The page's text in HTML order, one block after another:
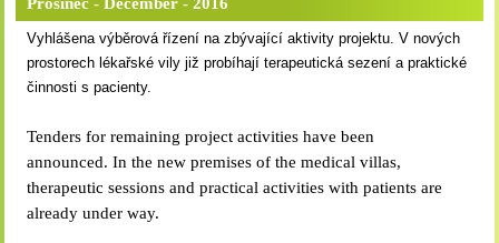
Vyhlášena výběrová řízení na zbývající aktivity projektu. V nových
prostorech lékařské vily již probíhají terapeutická sezení a praktické
činnosti s pacienty.
Tenders for remaining project activities have been
announced. In the new premises of the medical villas,
therapeutic sessions and practical activities with patients are
already under way.